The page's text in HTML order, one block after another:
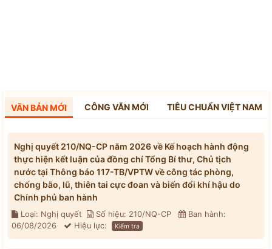
VĂN BẢN MỚI CÔNG VĂN MỚI TIÊU CHUẨN VIỆT NAM
Nghị quyết 210/NQ-CP năm 2026 về Kế hoạch hành động
thực hiện kết luận của đồng chí Tổng Bí thư, Chủ tịch
nước tại Thông báo 117-TB/VPTW về công tác phòng,
chống bão, lũ, thiên tai cực đoan và biến đổi khí hậu do
Chính phủ ban hành
Loại: Nghị quyết Số hiệu: 210/NQ-CP
Ban hành:
06/08/2026
Hiệu lực: Kiểm tra